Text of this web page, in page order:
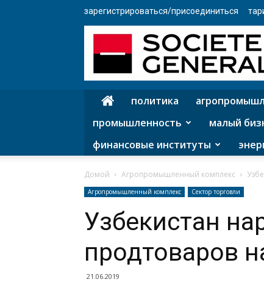
зарегистрироваться/присоединиться
политика
промышленность
малый
финансовые институты
Домой Агропромышленный комплекс
Агропромышленный комплекс Сектор торговли
Узбекистан
продтоваров
21.06.2019